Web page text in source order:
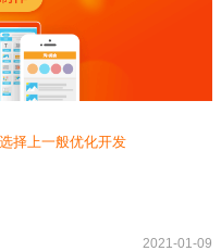
择上一般优化开发
2021-01-09